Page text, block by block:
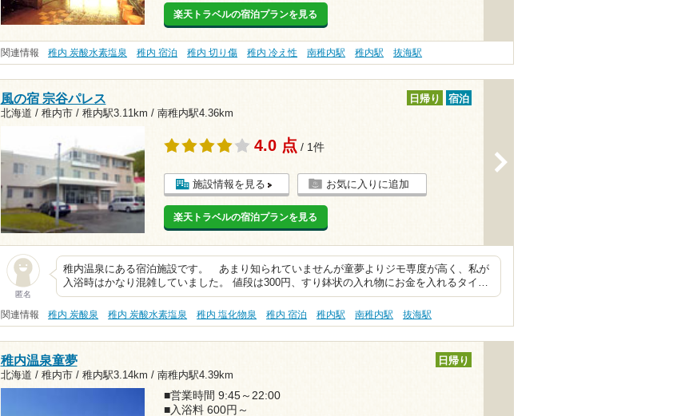
楽天トラベルの宿泊プランを見る
関連情報 稚内 炭酸水素塩泉 稚内 宿泊 稚内 切り傷 稚内 冷え性 南稚内駅 稚内駅 抜海駅
風の宿 宗谷パレス
北海道 / 稚内市 / 稚内駅3.11km / 南稚内駅4.36km
日帰り 宿泊
4.0 点 / 1件
施設情報を見る お気に入りに追加
楽天トラベルの宿泊プランを見る
匿名
稚内温泉にある宿泊施設です。 あまり知られていませんが童夢よりジモ専度が高く、私が
入浴時はかなり混雑していました。 値段は300円、すり鉢状の入れ物にお金を入れるタイ…
関連情報 稚内 炭酸泉 稚内 炭酸水素塩泉 稚内 塩化物泉 稚内 宿泊 稚内駅 南稚内駅 抜海駅
稚内温泉童夢
北海道 / 稚内市 / 稚内駅3.14km / 南稚内駅4.39km
日帰り
■営業時間 9:45～22:00
■入浴料 600円～